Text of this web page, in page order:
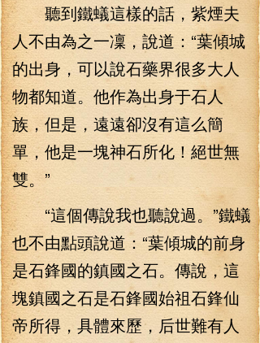
聽到鐵蟻這樣的話，紫煙夫
人不由為之一凜，說道：“葉傾城
的出身，可以說石藥界很多大人
物都知道。他作為出身于石人
族，但是，遠遠卻沒有這么簡
單，他是一塊神石所化！絕世無
雙。”
“這個傳說我也聽說過。”鐵蟻
也不由點頭說道：“葉傾城的前身
是石鋒國的鎮國之石。傳說，這
塊鎮國之石是石鋒國始祖石鋒仙
帝所得，具體來歷，后世難有人